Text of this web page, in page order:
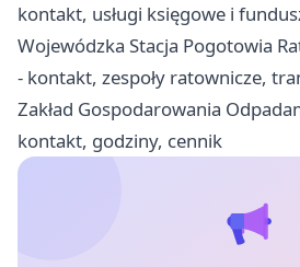
kontakt, usługi księgowe i
Wojewódzka Stacja Pogotowia
- kontakt, zespoły ratownicze,
Zakład Gospodarowania
kontakt, godziny, cennik